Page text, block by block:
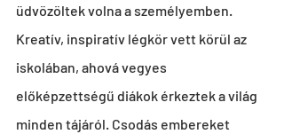
üdvözöltek volna a személyemben.
Kreatív, inspiratív légkör vett körül az
iskolában, ahová vegyes
előképzettségű diákok érkeztek a világ
minden tájáról. Csodás embereket